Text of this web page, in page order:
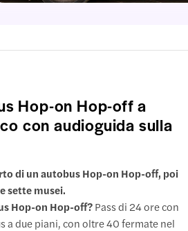
Hop-on Hop-off a
con audioguida sulla
di un autobus Hop-on Hop-off, poi
sette musei.
Hop-on Hop-off?Pass di 24 ore con
a due piani, con oltre 40 fermate nel